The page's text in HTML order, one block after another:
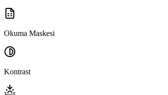
Okuma Maskesi
Kontrast